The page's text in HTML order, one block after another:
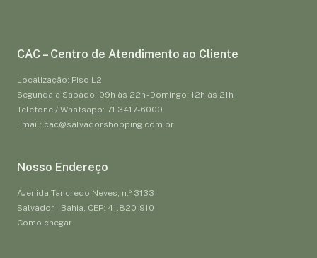
CAC – Centro de Atendimento ao Cliente
Localização: Piso L2
Segunda a Sábado: 09h às 22h - Domingo: 12h às 21h
Telefone / Whatsapp: 71 3417-6000
Email: cac@salvadorshopping.com.br
Nosso Endereço
Avenida Tancredo Neves, n.º 3133
Salvador – Bahia, CEP: 41.820-910
Como chegar